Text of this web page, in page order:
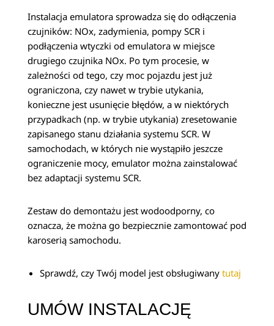
Instalacja emulatora sprowadza się do odłączenia
czujników: NOx, zadymienia, pompy SCR i
podłączenia wtyczki od emulatora w miejsce
drugiego czujnika NOx. Po tym procesie, w
zależności od tego, czy moc pojazdu jest już
ograniczona, czy nawet w trybie utykania,
konieczne jest usunięcie błędów, a w niektórych
przypadkach (np. w trybie utykania) zresetowanie
zapisanego stanu działania systemu SCR. W
samochodach, w których nie wystąpiło jeszcze
ograniczenie mocy, emulator można zainstalować
bez adaptacji systemu SCR.
Zestaw do demontażu jest wodoodporny, co
oznacza, że można go bezpiecznie zamontować pod
karoserią samochodu.
Sprawdź, czy Twój model jest obsługiwany tutaj
UMÓW INSTALACJĘ